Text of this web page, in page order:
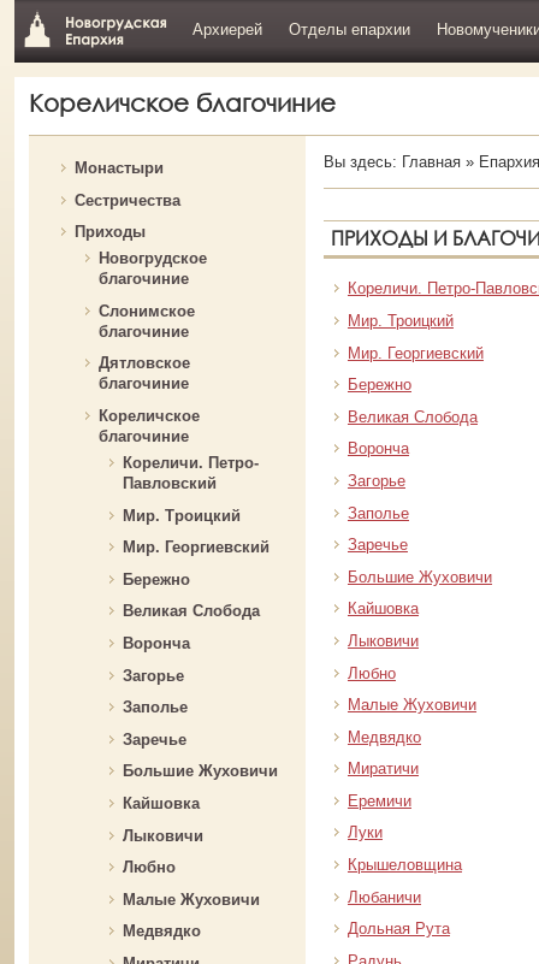
Архиерей Отделы епархии
Кореличское благочиние
Монастыри
Сестричества
Приходы
Новогрудское
благочиние
Слонимское
благочиние
Дятловское
благочиние
Кореличское
благочиние
Кореличи. Петро-
Павловский
Мир. Троицкий
Мир. Георгиевский
Бережно
Великая Слобода
Воронча
Загорье
Заполье
Заречье
Большие Жуховичи
Кайшовка
Лыковичи
Любно
Малые Жуховичи
Медвядко
Вы здесь: Главная» Епархия
ПРИХОДЫ И
Кореличи. Петро-
Мир. Троицкий
Мир. Георгиевский
Бережно
Великая Слобода
Воронча
Загорье
Заполье
Заречье
Большие Жуховичи
Кайшовка
Лыковичи
Любно
Малые Жуховичи
Медвядко
Миратичи
Еремичи
Луки
Крышеловщина
Любаничи
Дольная Рута